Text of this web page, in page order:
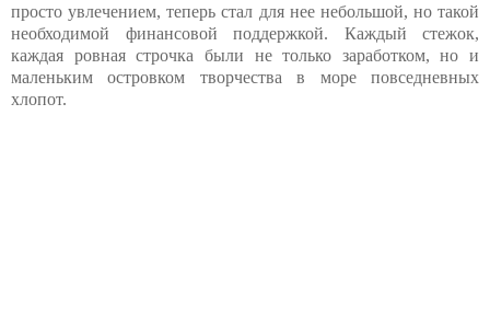
просто увлечением, теперь стал для нее небольшой, но такой
необходимой финансовой поддержкой. Каждый стежок,
каждая ровная строчка были не только заработком, но и
маленьким островком творчества в море повседневных
хлопот.